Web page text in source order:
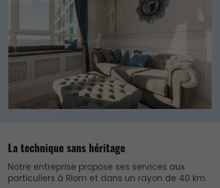
La technique sans héritage
Notre entreprise propose ses services aux
particuliers à Riom et dans un rayon de 40 km.